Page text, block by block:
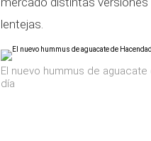
lentejas.
El nuevo hummus de
día